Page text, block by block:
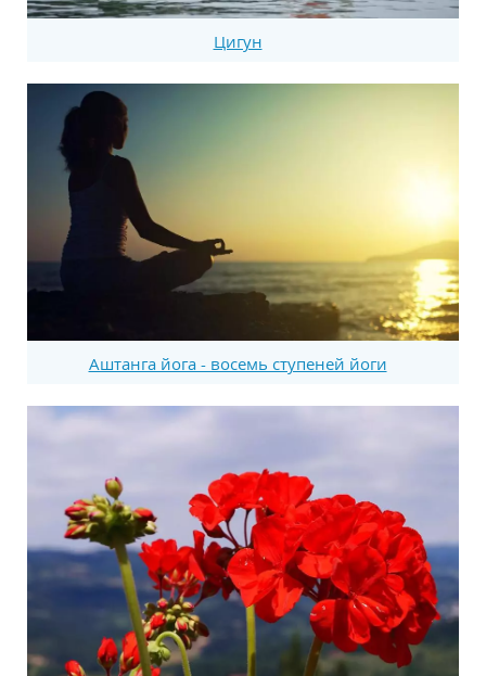
Цигун
Аштанга йога - восемь ступеней йоги